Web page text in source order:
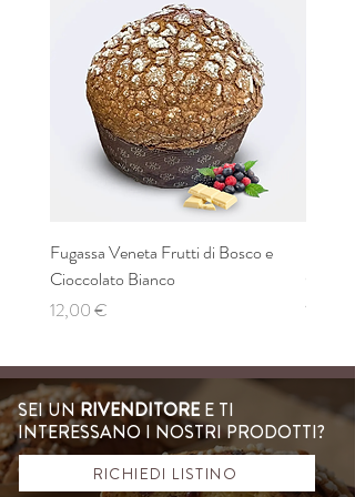
2,7 g
Proteine 7,4 g
0,491 g
0,0 g
Fugassa Veneta Frutti di Bosco e
Cioccolato Bianco
Prezzo
12,00 €
Prezzo
12,00 €
SEI UNRIVENDITOREE TI
INTERESSANO I NOSTRI PRODOTTI?
RICHIEDI LISTINO